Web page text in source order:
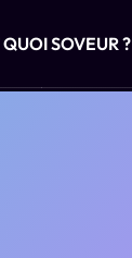
QUOI SOVEUR ?